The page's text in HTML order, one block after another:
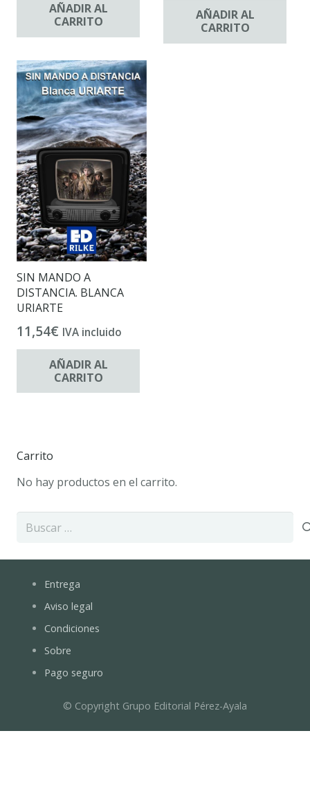
AÑADIR AL
CARRITO
AÑADIR AL
CARRITO
SIN MANDO A
DISTANCIA. BLANCA
URIARTE
11,54€ IVA incluido
AÑADIR AL
CARRITO
Carrito
No hay productos en el carrito.
Buscar:
Entrega
Aviso legal
Condiciones
Sobre
Pago seguro
© Copyright Grupo Editorial Pérez-Ayala